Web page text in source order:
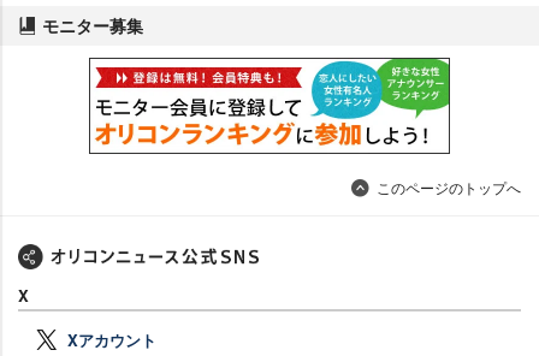
モニター募集
このページのトップへ
X
Xアカウント